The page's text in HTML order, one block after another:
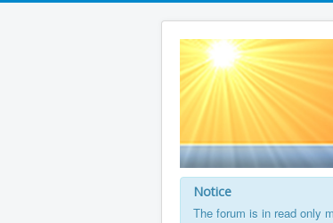
Notice
The forum is in read only